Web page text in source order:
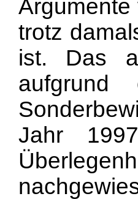
trotz
ist. Das
aufgrund
Jahr